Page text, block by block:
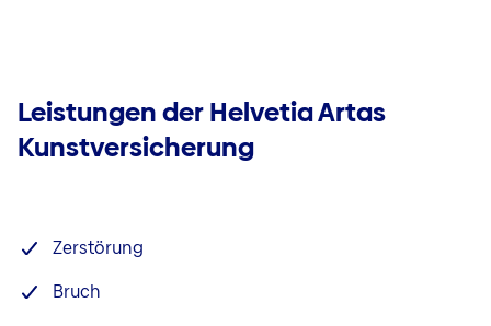
Leistungen der Helvetia Artas
Kunstversicherung
Zerstörung
Bruch